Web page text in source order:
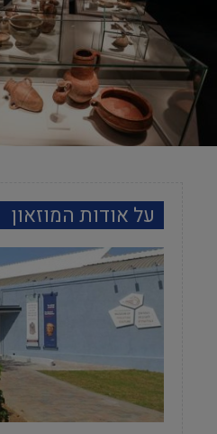
על אודות המוזאון